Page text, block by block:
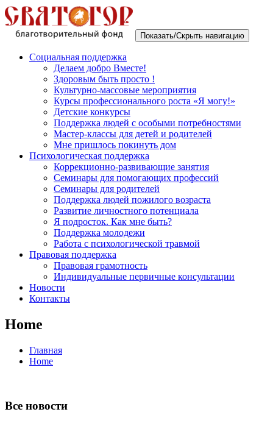
Показать/Скрыть навигацию
Социальная поддержка
Делаем добро Вместе!
Здоровым быть просто !
Культурно-массовые мероприятия
Курсы профессионального роста «Я могу!»
Детские конкурсы
Поддержка людей с особыми потребностями
Мастер-классы для детей и родителей
Мне пришлось покинуть дом
Психологическая поддержка
Коррекционно-развивающие занятия
Семинары для помогающих профессий
Семинары для родителей
Поддержка людей пожилого возраста
Развитие личностного потенциала
Я подросток. Как мне быть?
Поддержка молодежи
Работа с психологической травмой
Правовая поддержка
Правовая грамотность
Индивидуальные первичные консультации
Новости
Контакты
Home
Главная
Home
Все новости